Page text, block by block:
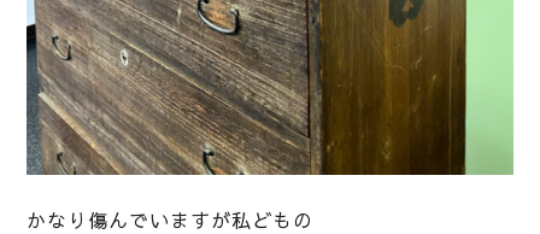
かなり傷んでいますが私どもの